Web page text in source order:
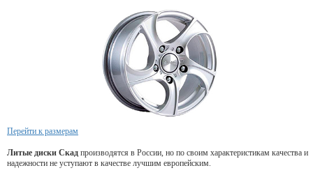
Перейти к размерам
Литые диски Скад производятся в России, но по своим характеристикам качества и
надежности не уступают в качестве лучшим европейским.